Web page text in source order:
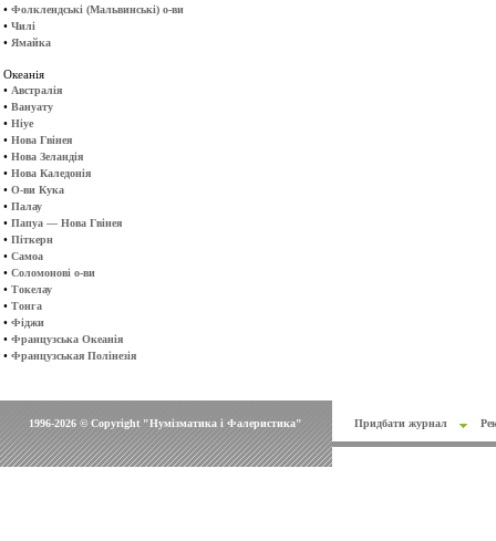
• Фолклендські (Мальвинські) о-ви
• Чилі
• Ямайка
Океанія
• Австралія
• Вануату
• Ніуе
• Нова Гвінея
• Нова Зеландія
• Нова Каледонія
• О-ви Кука
• Палау
• Папуа — Нова Гвінея
• Піткерн
• Самоа
• Соломонові о-ви
• Токелау
• Тонга
• Фіджи
• Французська Океанія
• Французськая Полінезія
1996-2026 © Copyright "Нумізматика і Фалеристика" Придбати журнал